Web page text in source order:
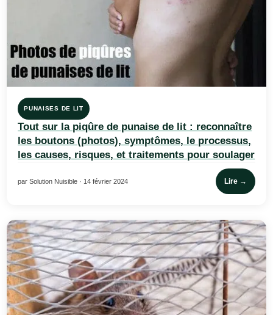
PUNAISES DE LIT
Tout sur la piqûre de punaise de lit : reconnaître
les boutons (photos), symptômes, le processus,
les causes, risques, et traitements pour soulager
par Solution Nuisible · 14 février 2024 Lire →